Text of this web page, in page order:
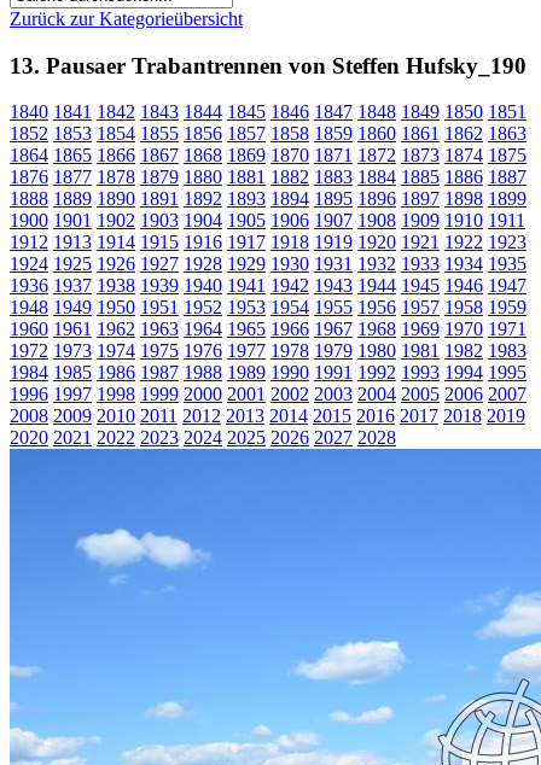
Zurück zur Kategorieübersicht
13. Pausaer Trabantrennen von Steffen Hufsky_190
1840 1841 1842 1843 1844 1845 1846 1847 1848 1849 1850 1851
1852 1853 1854 1855 1856 1857 1858 1859 1860 1861 1862 1863
1864 1865 1866 1867 1868 1869 1870 1871 1872 1873 1874 1875
1876 1877 1878 1879 1880 1881 1882 1883 1884 1885 1886 1887
1888 1889 1890 1891 1892 1893 1894 1895 1896 1897 1898 1899
1900 1901 1902 1903 1904 1905 1906 1907 1908 1909 1910 1911
1912 1913 1914 1915 1916 1917 1918 1919 1920 1921 1922 1923
1924 1925 1926 1927 1928 1929 1930 1931 1932 1933 1934 1935
1936 1937 1938 1939 1940 1941 1942 1943 1944 1945 1946 1947
1948 1949 1950 1951 1952 1953 1954 1955 1956 1957 1958 1959
1960 1961 1962 1963 1964 1965 1966 1967 1968 1969 1970 1971
1972 1973 1974 1975 1976 1977 1978 1979 1980 1981 1982 1983
1984 1985 1986 1987 1988 1989 1990 1991 1992 1993 1994 1995
1996 1997 1998 1999 2000 2001 2002 2003 2004 2005 2006 2007
2008 2009 2010 2011 2012 2013 2014 2015 2016 2017 2018 2019
2020 2021 2022 2023 2024 2025 2026 2027 2028